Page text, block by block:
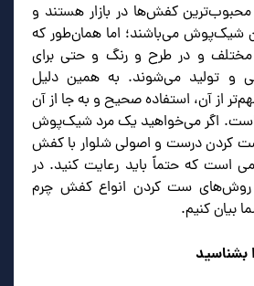
کفش‌ها در بازار هستند و
شیک‌پوش می‌باشند؛ اما همان‌طور که
مختلف و در طرح و رنگ و حتی برای
و تولید می‌شوند. به همین دلیل
از آن، استفاده صحیح و به جا از آن
است. اگر می‌خواهید یک مرد شیک‌پوش
کردن درست و اصولی شلوار با کفش
است که حتماً باید رعایت کنید. در
روش‌های ست کردن انواع کفش چرم
بیان کنیم.